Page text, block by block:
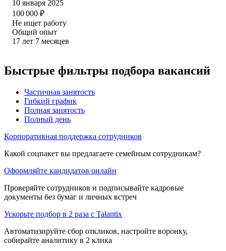
10 января 2025
100 000 ₽
Не ищет работу
Общий опыт
17 лет 7 месяцев
Быстрые фильтры подбора вакансий
Частичная занятость
Гибкий график
Полная занятость
Полный день
Корпоративная поддержка сотрудников
Какой соцпакет вы предлагаете семейным сотрудникам?
Оформляйте кандидатов онлайн
Проверяйте сотрудников и подписывайте кадровые
документы без бумаг и личных встреч
Ускорьте подбор в 2 раза с Talantix
Автоматизируйте сбор откликов, настройте воронку,
собирайте аналитику в 2 клика